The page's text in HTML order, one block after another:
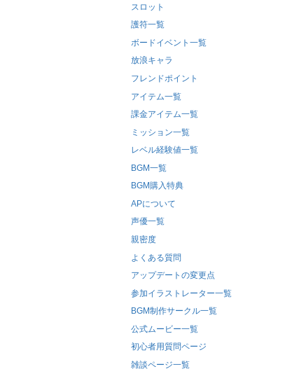
スロット
護符一覧
ボードイベント一覧
放浪キャラ
フレンドポイント
アイテム一覧
課金アイテム一覧
ミッション一覧
レベル経験値一覧
BGM一覧
BGM購入特典
APについて
声優一覧
親密度
よくある質問
アップデートの変更点
参加イラストレーター一覧
BGM制作サークル一覧
公式ムービー一覧
初心者用質問ページ
雑談ページ一覧